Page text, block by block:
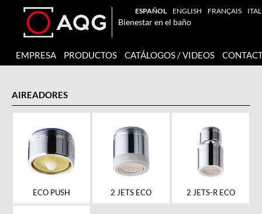
Bienestar en el baño
EMPRESA PRODUCTOS CATÁLOGOS / VIDEOS
ESPAÑOL ENGLISH FRANÇAIS
AIREADORES
ECO PUSH 2 JETS ECO 2 JETS-R ECO